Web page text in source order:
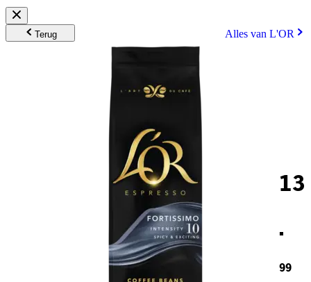
Terug Alles van L'OR
13
.
99